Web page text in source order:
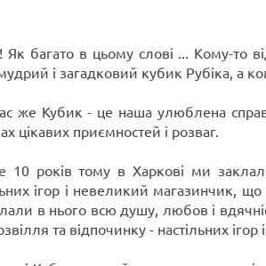
Як багато в цьому слові ... Кому-то
і загадковий кубик Рубіка, а
же Кубик - це наша улюблена
цікавих приємностей і розваг.
10 років тому в Харкові ми
ігор і невеликий магазинчик,
в нього всю душу, любов і
та відпочинку - настільних ігор